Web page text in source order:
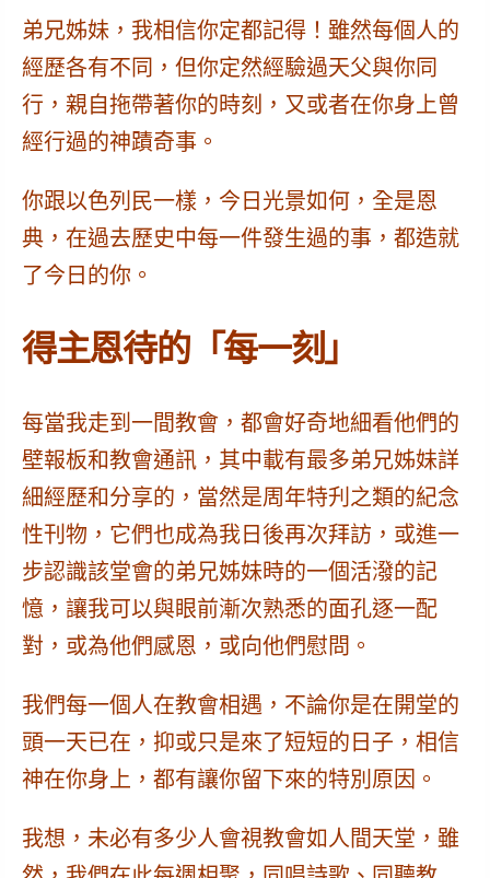
弟兄姊妹，我相信你定都記得！雖然每個人的
經歷各有不同，但你定然經驗過天父與你同
行，親自拖帶著你的時刻，又或者在你身上曾
經行過的神蹟奇事。
你跟以色列民一樣，今日光景如何，全是恩
典，在過去歷史中每一件發生過的事，都造就
了今日的你。
得主恩待的「每一刻」
每當我走到一間教會，都會好奇地細看他們的
壁報板和教會通訊，其中載有最多弟兄姊妹詳
細經歷和分享的，當然是周年特刋之類的紀念
性刊物，它們也成為我日後再次拜訪，或進一
步認識該堂會的弟兄姊妹時的一個活潑的記
憶，讓我可以與眼前漸次熟悉的面孔逐一配
對，或為他們感恩，或向他們慰問。
我們每一個人在教會相遇，不論你是在開堂的
頭一天已在，抑或只是來了短短的日子， 相信
神在你身上，都有讓你留下來的特別原因。
我想，未必有多少人會視教會如人間天堂，雖